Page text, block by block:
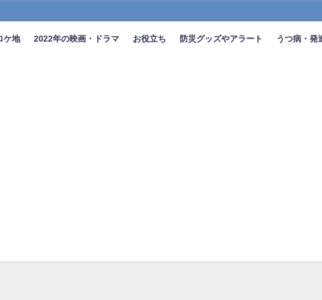
ケ地 2022年の映画・ドラマ お役立ち 防災グッズやアラート うつ病・発